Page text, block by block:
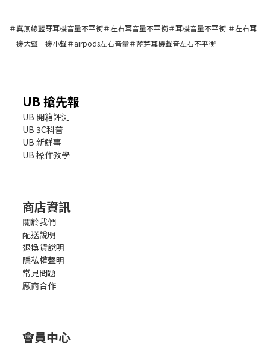
＃真無線藍牙耳機音量不平衡＃左右耳音量不平衡＃耳機音量不平衡 ＃左右耳
一邊大聲一邊小聲＃airpods左右音量＃藍芽耳機聲音左右不平衡
UB 搶先報
UB 開箱評測
UB 3C科普
UB 新鮮事
UB 操作教學
商店資訊
關於我們
配送說明
退換貨說明
隱私權聲明
常見問題
廠商合作
會員中心